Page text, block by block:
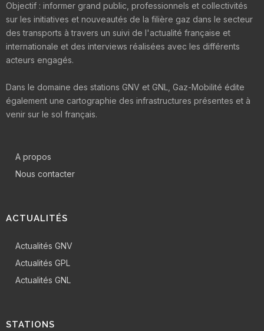
Objectif : informer grand public, professionnels et collectivités
sur les initiatives et nouveautés de la filière gaz dans le secteur
des transports à travers un suivi de l'actualité française et
internationale et des interviews réalisées avec les différents
acteurs engagés.
Dans le domaine des stations GNV et GNL, Gaz-Mobilité édite
également une cartographie des infrastructures présentes et à
venir sur le sol français.
A propos
Nous contacter
ACTUALITÉS
Actualités GNV
Actualités GPL
Actualités GNL
STATIONS